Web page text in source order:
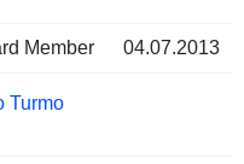
Member 04.07.2013
Turmo